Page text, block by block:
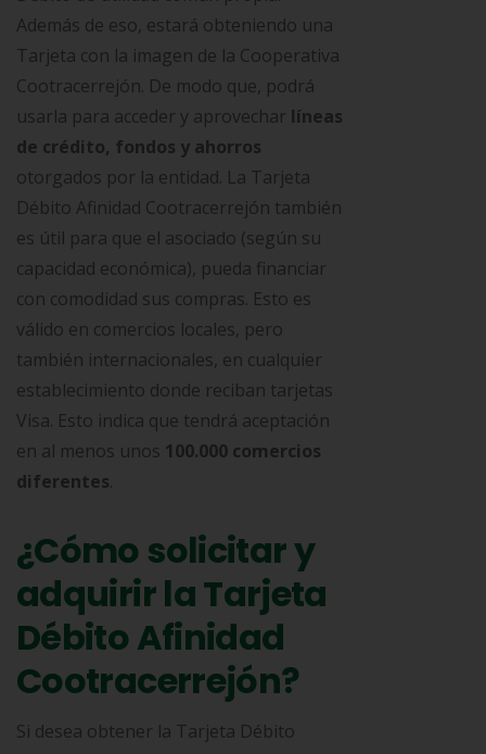
Además de eso, estará obteniendo una
Tarjeta con la imagen de la Cooperativa
Cootracerrejón. De modo que, podrá
usarla para acceder y aprovechar líneas
de crédito, fondos y ahorros
otorgados por la entidad. La Tarjeta
Débito Afinidad Cootracerrejón también
es útil para que el asociado (según su
capacidad económica), pueda financiar
con comodidad sus compras. Esto es
válido en comercios locales, pero
también internacionales, en cualquier
establecimiento donde reciban tarjetas
Visa. Esto indica que tendrá aceptación
en al menos unos 100.000 comercios
diferentes.
¿Cómo solicitar y
adquirir la Tarjeta
Débito Afinidad
Cootracerrejón?
Si desea obtener la Tarjeta Débito